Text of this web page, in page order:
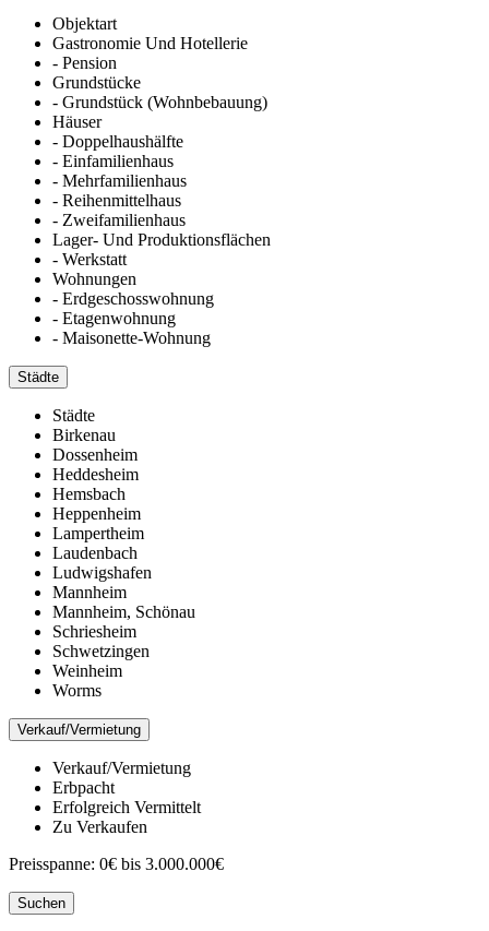
Objektart
Gastronomie Und Hotellerie
- Pension
Grundstücke
- Grundstück (Wohnbebauung)
Häuser
- Doppelhaushälfte
- Einfamilienhaus
- Mehrfamilienhaus
- Reihenmittelhaus
- Zweifamilienhaus
Lager- Und Produktionsflächen
- Werkstatt
Wohnungen
- Erdgeschosswohnung
- Etagenwohnung
- Maisonette-Wohnung
Städte
Städte
Birkenau
Dossenheim
Heddesheim
Hemsbach
Heppenheim
Lampertheim
Laudenbach
Ludwigshafen
Mannheim
Mannheim, Schönau
Schriesheim
Schwetzingen
Weinheim
Worms
Verkauf/Vermietung
Verkauf/Vermietung
Erbpacht
Erfolgreich Vermittelt
Zu Verkaufen
Preisspanne: 0€ bis 3.000.000€
Suchen